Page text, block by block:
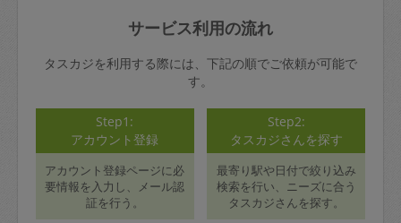
サービス利用の流れ
タスカジを利用する際には、下記の順でご依頼が可能で
す。
Step1:
アカウント登録
アカウント登録ページに必
要情報を入力し、メール認
証を行う。
Step2:
タスカジさんを探す
最寄り駅や日付で絞り込み
検索を行い、ニーズに合う
タスカジさんを探す。